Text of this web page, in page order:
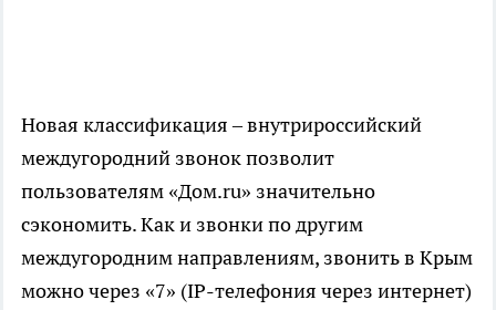
Новая классификация – внутрироссийский
междугородний звонок позволит
пользователям «Дом.ru» значительно
сэкономить. Как и звонки по другим
междугородним направлениям, звонить в Крым
можно через «7» (IP-телефония через интернет)